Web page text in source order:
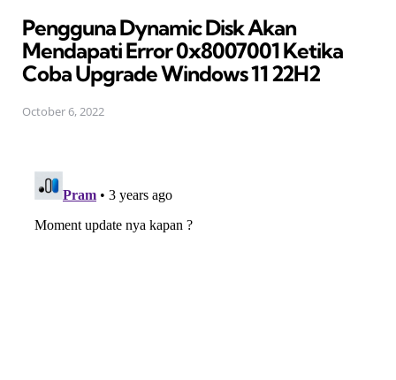
Pengguna Dynamic Disk Akan
Mendapati Error 0x8007001 Ketika
Coba Upgrade Windows 11 22H2
October 6, 2022